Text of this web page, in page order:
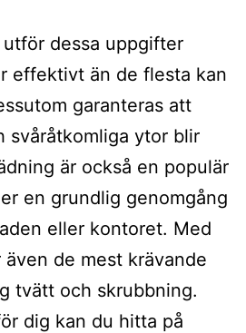
dessa uppgifter
effektivt än de flesta kan
garanteras att
svåråtkomliga ytor blir
är också en populär
en grundlig genomgång
eller kontoret. Med
de mest krävande
tvätt och skrubbning.
dig kan du hitta på